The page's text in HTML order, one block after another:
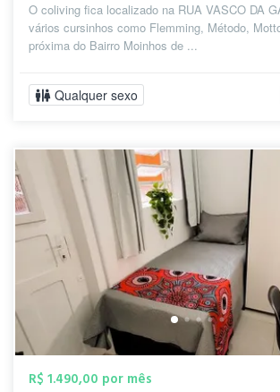
O coliving fica localizado na RUA VASCO DA
vários cursinhos como Flemming, Método,
próxima do Bairro Moinhos de ...
Qualquer sexo
R$ 1.490,00 por mês